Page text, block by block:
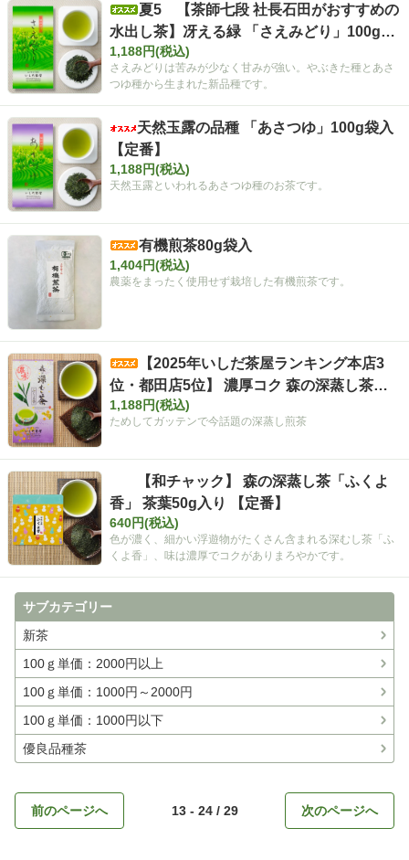
夏5 【茶師七段 社長石田がおすすめの
水出し茶】冴える緑 「さえみどり」100g袋
入 【定番】
1,188円(税込)
さえみどりは苦みが少なく甘みが強い。やぶきた種とあさ
つゆ種から生まれた新品種です。
天然玉露の品種 「あさつゆ」100g袋入
【定番】
1,188円(税込)
天然玉露といわれるあさつゆ種のお茶です。
有機煎茶80g袋入
1,404円(税込)
農薬をまったく使用せず栽培した有機煎茶です。
【2025年いしだ茶屋ランキング本店3
位・都田店5位】 濃厚コク 森の深蒸し茶
「ふくよ香」 100g袋入 【定番】
1,188円(税込)
ためしてガッテンで今話題の深蒸し煎茶
【和チャック】 森の深蒸し茶「ふくよ
香」 茶葉50g入り 【定番】
640円(税込)
色が濃く、細かい浮遊物がたくさん含まれる深むし茶「ふ
くよ香」、味は濃厚でコクがありまろやかです。
サブカテゴリー
新茶
100ｇ単価：2000円以上
100ｇ単価：1000円～2000円
100ｇ単価：1000円以下
優良品種茶
前のページへ 13 - 24 / 29 次のページへ